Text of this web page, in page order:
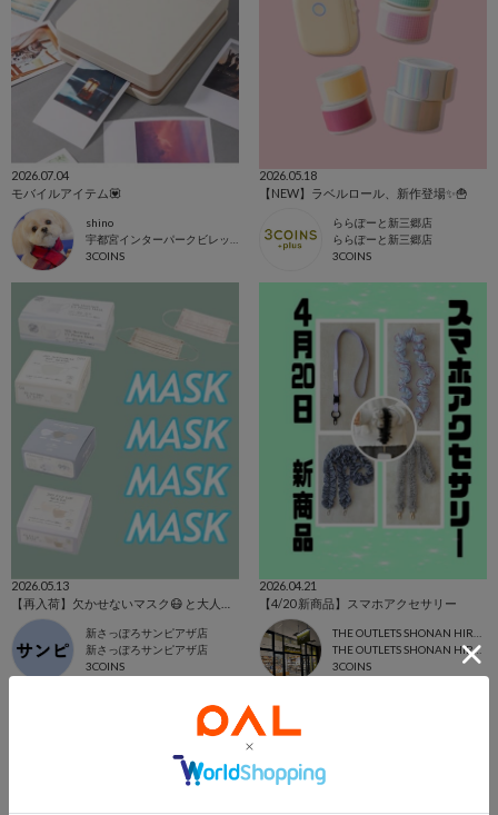
2026.07.04
モバイルアイテム💟
shino
3COINS
2026.05.18
【NEW】ラベルロール、新作登場✨🍟
ららぽーと新三郷店
ららぽーと新三郷店
3COINS
2026.05.13
新さっぽろサンピアザ店
新さっぽろサンピアザ店
3COINS
2026.04.21
【4/20 新商品】スマホアクセサリー
THE OUTLETS SHONAN HIRATSUKA
3COINS